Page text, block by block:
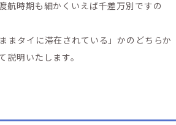
航時期も細かくいえば千差万別ですの
まタイに滞在されている」かのどちらか
明いたします。